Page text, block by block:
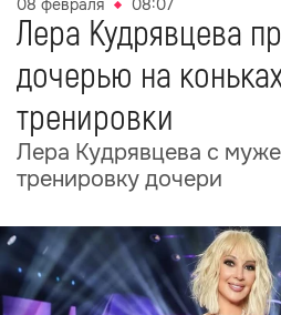
08 февраля 08:07
Лера Кудрявцева
дочерью на
тренировки
Лера Кудрявцева с
тренировку дочери